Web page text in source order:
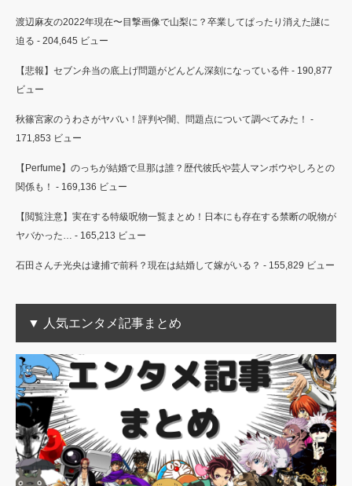
渡辺麻友の2022年現在〜目撃画像で山梨に？卒業してぱったり消えた謎に
迫る - 204,645 ビュー
【悲報】セブン弁当の底上げ問題がどんどん深刻になっている件 - 190,877
ビュー
秋篠宮家のうわさがヤバい！評判や闇、問題点について調べてみた！ -
171,853 ビュー
【Perfume】のっちが結婚で旦那は誰？歴代彼氏や芸人マンボウやしろとの
関係も！ - 169,136 ビュー
【閲覧注意】実在する特級呪物一覧まとめ！日本にも存在する禁断の呪物が
ヤバかった… - 165,213 ビュー
石田さんチ光央は逮捕で前科？現在は結婚して嫁がいる？ - 155,829 ビュー
▼ 人気エンタメ記事まとめ